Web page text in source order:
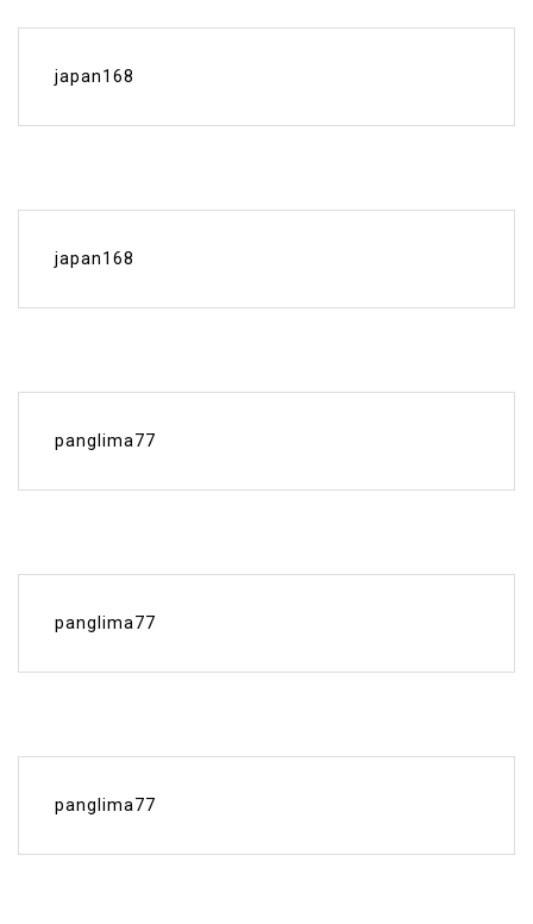
japan168
japan168
panglima77
panglima77
panglima77